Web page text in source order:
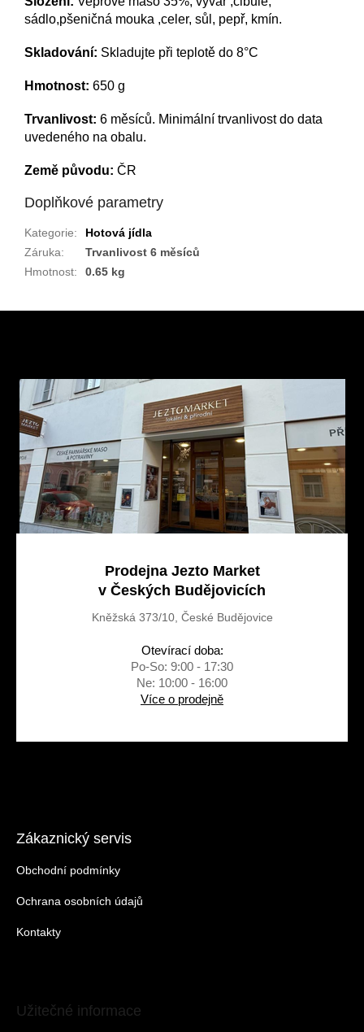
sádlo,pšeničná mouka ,celer, sůl, pepř, kmín.
Skladování: Skladujte při teplotě do 8°C
Hmotnost: 650 g
Trvanlivost: 6 měsíců. Minimální trvanlivost do data
uvedeného na obalu.
Země původu: ČR
Doplňkové parametry
Kategorie:
Hotová jídla
Záruka:
Trvanlivost 6 měsíců
Hmotnost: 0.65 kg
Prodejna Jezto Market
v Českých Budějovicích
Kněžská 373/10, České Budějovice
Otevírací doba:
Po-So: 9:00 - 17:30
Ne: 10:00 - 16:00
Více o prodejně
Zákaznický servis
Obchodní podmínky
Ochrana osobních údajů
Kontakty
Užitečné informace